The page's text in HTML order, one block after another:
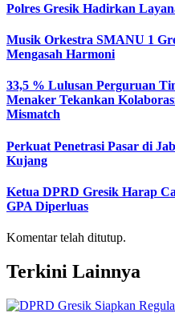
Polres Gresik Hadirkan
Musik Orkestra SMANU 1
Mengasah Harmoni
33,5 % Lulusan Perguruan
Menaker Tekankan
Mismatch
Perkuat Penetrasi Pasar di
Kujang
Ketua DPRD Gresik Harap
GPA Diperluas
Komentar telah ditutup.
Terkini Lainnya